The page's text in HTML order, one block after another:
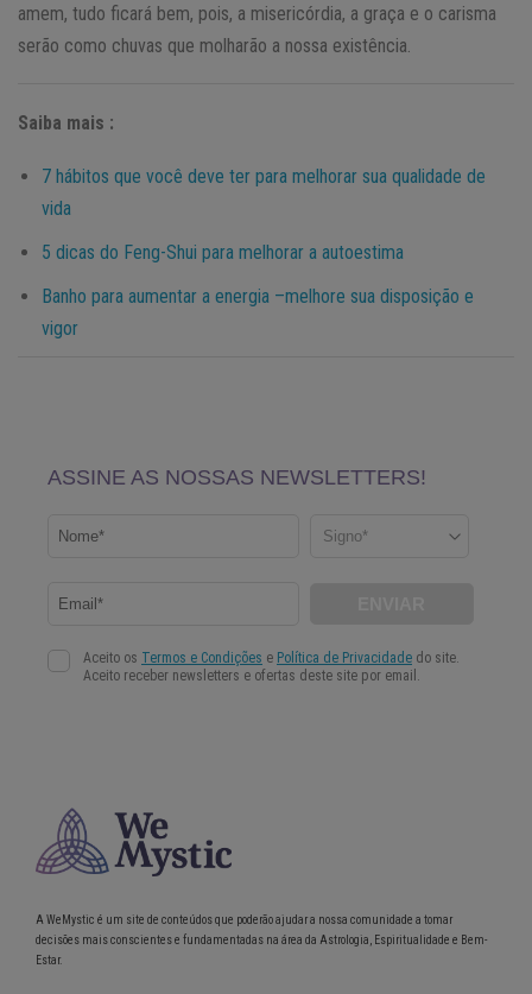
amem, tudo ficará bem, pois, a misericórdia, a graça e o carisma
serão como chuvas que molharão a nossa existência.
Saiba mais :
7 hábitos que você deve ter para melhorar sua qualidade de
vida
5 dicas do Feng-Shui para melhorar a autoestima
Banho para aumentar a energia –melhore sua disposição e
vigor
A WeMystic é um site de conteúdos que poderão ajudar a nossa comunidade a tomar
decisões mais conscientes e fundamentadas na área da Astrologia, Espiritualidade e Bem-
Estar.